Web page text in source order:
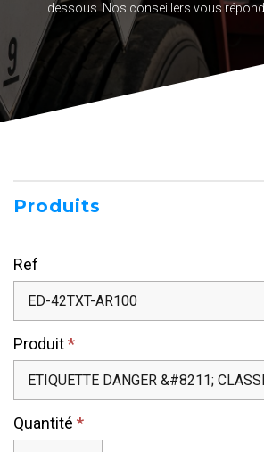
dessous. Nos conseillers vous
Produits
Ref
Produit*
Quantité *